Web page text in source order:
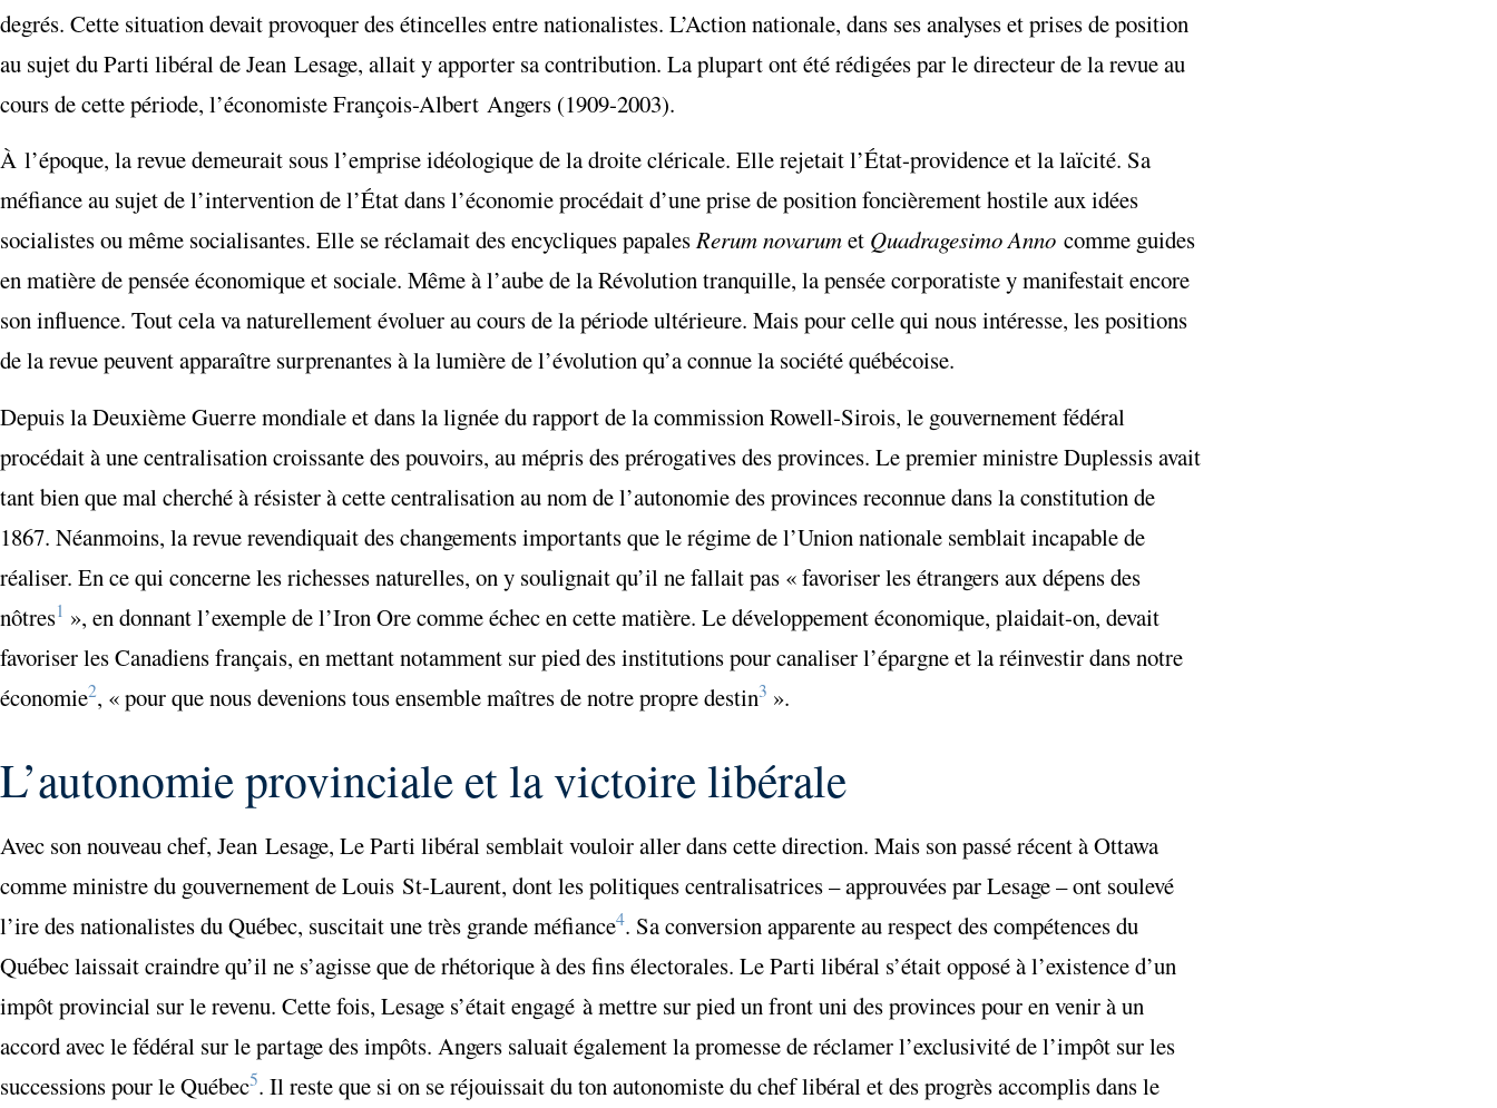
degrés. Cette situation devait provoquer des étincelles entre nationalistes. L’Action nationale, dans ses analyses et prises de position
au sujet du Parti libéral de Jean Lesage, allait y apporter sa contribution. La plupart ont été rédigées par le directeur de la revue au
cours de cette période, l’économiste François-Albert Angers (1909-2003).
À l’époque, la revue demeurait sous l’emprise idéologique de la droite cléricale. Elle rejetait l’État-providence et la laïcité. Sa
méfiance au sujet de l’intervention de l’État dans l’économie procédait d’une prise de position foncièrement hostile aux idées
socialistes ou même socialisantes. Elle se réclamait des encycliques papalesRerum novarumet Quadragesimo Anno comme guides
en matière de pensée économique et sociale. Même à l’aube de la Révolution tranquille, la pensée corporatiste y manifestait encore
son influence. Tout cela va naturellement évoluer au cours de la période ultérieure. Mais pour celle qui nous intéresse, les positions
de la revue peuvent apparaître surprenantes à la lumière de l’évolution qu’a connue la société québécoise.
Depuis la Deuxième Guerre mondiale et dans la lignée du rapport de la commission Rowell-Sirois, le gouvernement fédéral
procédait à une centralisation croissante des pouvoirs, au mépris des prérogatives des provinces. Le premier ministre Duplessis avait
tant bien que mal cherché à résister à cette centralisation au nom de l’autonomie des provinces reconnue dans la constitution de
1867. Néanmoins, la revue revendiquait des changements importants que le régime de l’Union nationale semblait incapable de
réaliser. En ce qui concerne les richesses naturelles, on y soulignait qu’il ne fallait pas « favoriser les étrangers aux dépens des
nôtres1 », en donnant l’exemple de l’Iron Ore comme échec en cette matière. Le développement économique, plaidait-on, devait
favoriser les Canadiens français, en mettant notamment sur pied des institutions pour canaliser l’épargne et la réinvestir dans notre
économie2, « pour que nous devenions tous ensemble maîtres de notre propre destin3 ».
L’autonomie provinciale et la victoire libérale
Avec son nouveau chef, Jean Lesage, Le Parti libéral semblait vouloir aller dans cette direction. Mais son passé récent à Ottawa
comme ministre du gouvernement de Louis St-Laurent, dont les politiques centralisatrices – approuvées par Lesage – ont soulevé
l’ire des nationalistes du Québec, suscitait une très grande méfiance4. Sa conversion apparente au respect des compétences du
Québec laissait craindre qu’il ne s’agisse que de rhétorique à des fins électorales. Le Parti libéral s’était opposé à l’existence d’un
impôt provincial sur le revenu. Cette fois, Lesage s’était engagé à mettre sur pied un front uni des provinces pour en venir à un
accord avec le fédéral sur le partage des impôts. Angers saluait également la promesse de réclamer l’exclusivité de l’impôt sur les
successions pour le Québec5. Il reste que si on se réjouissait du ton autonomiste du chef libéral et des progrès accomplis dans le